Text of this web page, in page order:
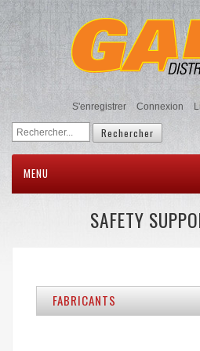
S'enregistrer Connexion
MENU
SAFETY
FABRICANTS